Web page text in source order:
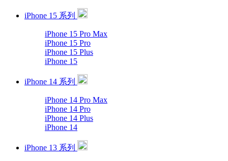
iPhone 15 系列
iPhone 15 Pro Max
iPhone 15 Pro
iPhone 15 Plus
iPhone 15
iPhone 14 系列
iPhone 14 Pro Max
iPhone 14 Pro
iPhone 14 Plus
iPhone 14
iPhone 13 系列